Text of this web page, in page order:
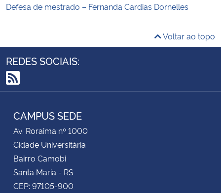
Defesa de mestrado – Fernanda Cardias Dornelles
Voltar ao topo
REDES SOCIAIS:
RSS
CAMPUS SEDE
Av. Roraima nº 1000
Cidade Universitária
Bairro Camobi
Santa Maria - RS
CEP: 97105-900